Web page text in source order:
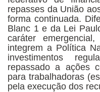
repasses da União
forma continuada.
Blanc 1 e da Lei
caráter
integrem a Política
investimentos
repassado a ações
para trabalhadoras
pela execução dos